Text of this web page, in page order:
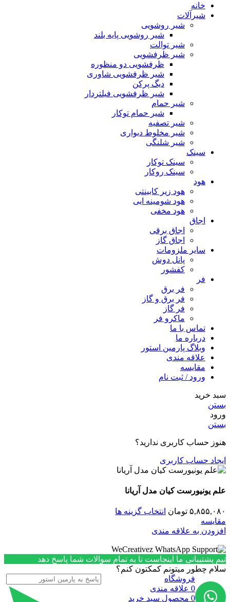
خانه
شیرآلات
شیر روشویی
شیر روشویی پایه بلند
شیر توالت
شیر ظرفشویی
ظرفشویی دو منظوره
شیر ظرفشویی شاوری
دیگ پرکن
شیر ظرفشویی فیلتردار
شیر حمام
شیر حمام توکار
شیر تصفیه
شیر مخلوط دیواری
شیر شلنگی
سینک
سینک توکار
سینک روکار
هود
هود زیر كابینتی
هود شومینه ایی
هود مخفى
اجاق
اجاق برقى
اجاق گاز
سایر ملزومات
پانل دوش
کفشور
فر
فر برق
فر برق و گاز
فر گاز
ماكرو فر
تماس با ما
درباره ما
وبلاگ پارمین استور
علاقه مندی
مقایسه
ورود / ثبت نام
سبد خرید
بستن
ورود
بستن
هنوز حساب کاربری ندارید؟
ایجاد حساب کاربری
علم یونیورست کیان مدل آریانا
۵,۸۵۵,۰۸۰ تومان انتخاب گزینه ها
مقایسه
افزودن به علاقه مندی
تیم پشتیبانی ما اینجاست تا به تمام سوالات شما پاسخ دهد
سلام چطور میتونم کمکتون کنم؟
فروشگاه
0 علاقه مندی
0 محصول سبد خرید